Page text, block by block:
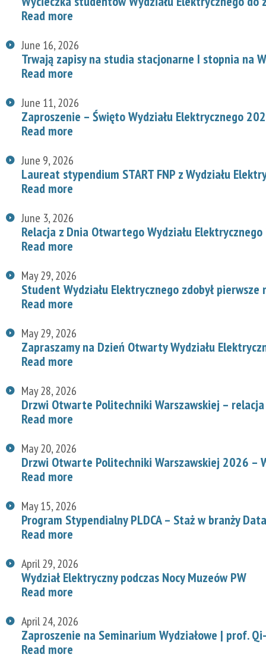
Read more
June 16, 2026
Trwają zapisy na studia stacjonarne I stopnia na
Read more
June 11, 2026
Zaproszenie – Święto Wydziału Elektrycznego
Read more
June 9, 2026
Laureat stypendium START FNP z Wydziału
Read more
June 3, 2026
Relacja z Dnia Otwartego Wydziału
Read more
May 29, 2026
Student Wydziału Elektrycznego zdobył
Read more
May 29, 2026
Zapraszamy na Dzień Otwarty Wydziału
Read more
May 28, 2026
Drzwi Otwarte Politechniki Warszawskiej – relacja
Read more
May 20, 2026
Drzwi Otwarte Politechniki Warszawskiej 2026 –
Read more
May 15, 2026
Program Stypendialny PLDCA – Staż w branży
Read more
April 29, 2026
Wydział Elektryczny podczas Nocy Muzeów PW
Read more
April 24, 2026
Zaproszenie na Seminarium Wydziałowe | prof.
Read more